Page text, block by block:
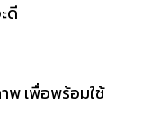
ดี
พ เพื่อพร้อมใช้